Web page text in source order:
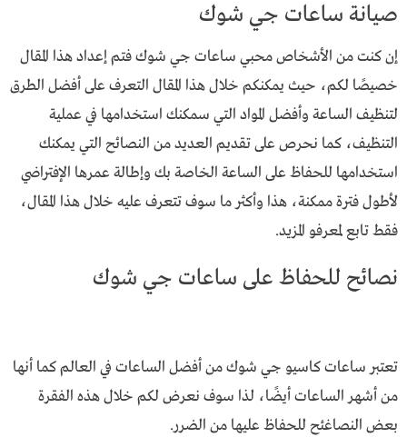
صيانة ساعات جي شوك
إن كنت من الأشخاص محبي ساعات جي شوك فتم إعداد هذا المقال
خصيصًا لكم، حيث يمكنكم خلال هذا المقال التعرف على أفضل الطرق
لتنظيف الساعة وأفضل المواد التي سمكنك استخدامها في عملية
التنظيف، كما نحرص على تقديم العديد من النصائح التي يمكنك
استخدامها للحفاظ على الساعة الخاصة بك وإطالة عمرها الإفتراضي
لأطول فترة ممكنة، هذا وأكثر ما سوف تتعرف عليه خلال هذا المقال،
فقط تابع لمعرفو المزيد.
نصائح للحفاظ على ساعات جي شوك
تعتبر ساعات كاسيو جي شوك من أفضل الساعات في العالم كما أنها
من أشهر الساعات أيضًا، لذا سوف نعرض لكم خلال هذه الفقرة
بعض النصاغئح للحفاظ عليها من الضرر.